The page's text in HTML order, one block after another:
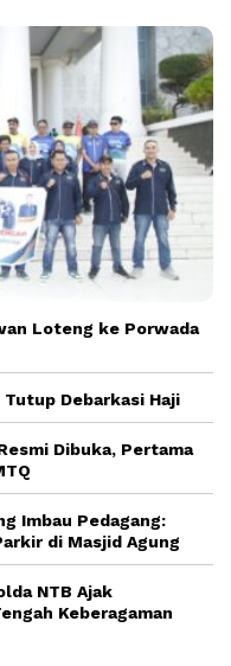
Loteng ke Porwada
Debarkasi Haji
Dibuka, Pertama
Imbau Pedagang:
di Masjid Agung
NTB Ajak
Keberagaman